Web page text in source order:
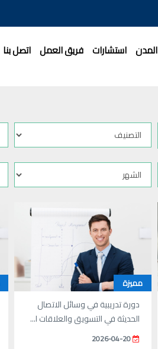
المدن استشارات فريق العمل اتصل بنا
مميزة
دورة تدريبية في وسائل الاتصال
الحديثة في التسويق والعلاقات ا...
2026-04-20